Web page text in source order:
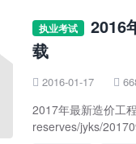
执业考试
2016
载
 2016-01-17 
2017年最新造价工
reserves/jyks/